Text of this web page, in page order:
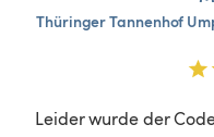
ThüringerTannenhof
Leider wurde der